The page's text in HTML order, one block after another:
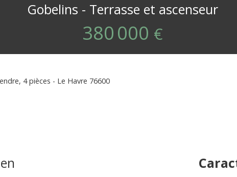
Gobelins - Terrasse et ascenseur
380 000 €
4 pièces - Le Havre 76600